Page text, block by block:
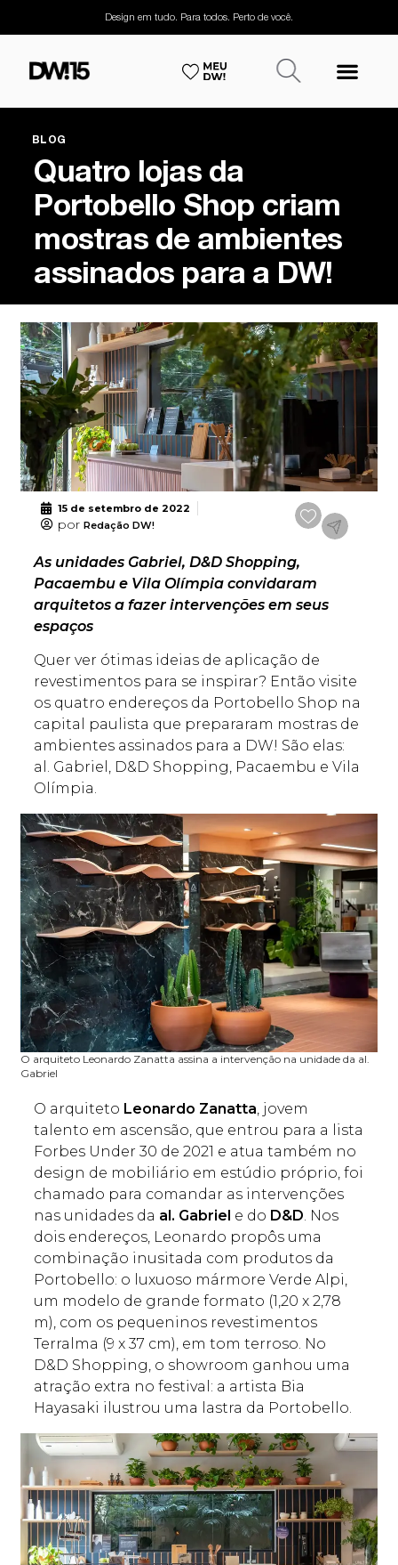
Design em tudo. Para todos. Perto de você.
BLOG
Quatro lojas da
Portobello Shop criam
mostras de ambientes
assinados para a DW!
15 de setembro de 2022
por Redação DW!
As unidades Gabriel, D&D Shopping,
Pacaembu e Vila Olímpia convidaram
arquitetos a fazer intervenções em seus
espaços
Quer ver ótimas ideias de aplicação de
revestimentos para se inspirar? Então visite
os quatro endereços da Portobello Shop na
capital paulista que prepararam mostras de
ambientes assinados para a DW! São elas:
al. Gabriel, D&D Shopping, Pacaembu e Vila
Olímpia.
O arquiteto Leonardo Zanatta assina a intervenção na unidade da al.
Gabriel
O arquiteto Leonardo Zanatta, jovem
talento em ascensão, que entrou para a lista
Forbes Under 30 de 2021 e atua também no
design de mobiliário em estúdio próprio, foi
chamado para comandar as intervenções
nas unidades da al. Gabriel e do D&D. Nos
dois endereços, Leonardo propôs uma
combinação inusitada com produtos da
Portobello: o luxuoso mármore Verde Alpi,
um modelo de grande formato (1,20 x 2,78
m), com os pequeninos revestimentos
Terralma (9 x 37 cm), em tom terroso. No
D&D Shopping, o showroom ganhou uma
atração extra no festival: a artista Bia
Hayasaki ilustrou uma lastra da Portobello.